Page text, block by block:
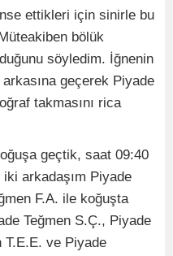
ettikleri için sinirle bu
bölük
söyledim. İğnenin
geçerek Piyade
takmasını rica
geçtik, saat 09:40
arkadaşım Piyade
F.A. ile koğuşta
Teğmen S.Ç., Piyade
T.E.E. ve Piyade